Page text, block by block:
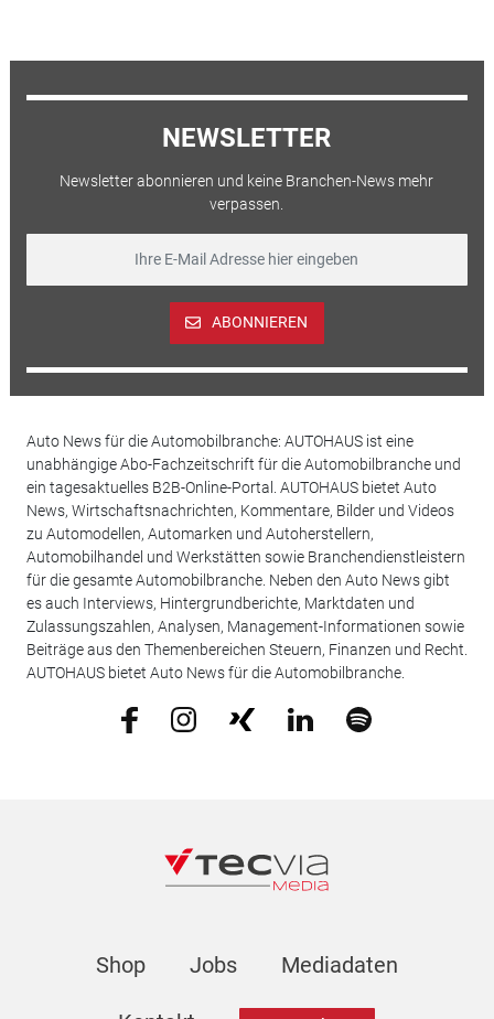
NEWSLETTER
Newsletter abonnieren und keine Branchen-News mehr
verpassen.
ABONNIEREN
Auto News für die Automobilbranche: AUTOHAUS ist eine
unabhängige Abo-Fachzeitschrift für die Automobilbranche und
ein tagesaktuelles B2B-Online-Portal. AUTOHAUS bietet Auto
News, Wirtschaftsnachrichten, Kommentare, Bilder und Videos
zu Automodellen, Automarken und Autoherstellern,
Automobilhandel und Werkstätten sowie Branchendienstleistern
für die gesamte Automobilbranche. Neben den Auto News gibt
es auch Interviews, Hintergrundberichte, Marktdaten und
Zulassungszahlen, Analysen, Management-Informationen sowie
Beiträge aus den Themenbereichen Steuern, Finanzen und Recht.
AUTOHAUS bietet Auto News für die Automobilbranche.
Shop Jobs Mediadaten